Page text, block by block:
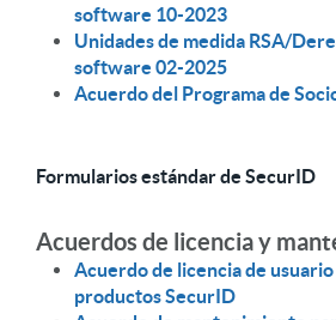
software 10-2023
Unidades de medida RSA/
software 02-2025
Acuerdo del Programa de
Formularios estándar de SecurID
Acuerdos de licencia y
Acuerdo de licencia de
productos SecurID